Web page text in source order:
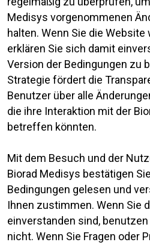
Medisys vorgenommenen
halten. Wenn Sie die
erklären Sie sich damit
Version der Bedingungen zu
Strategie fördert die
Benutzer über alle
die ihre Interaktion mit der
betreffen könnten.
Mit dem Besuch und der
Biorad Medisys bestätigen
Bedingungen gelesen und
Ihnen zustimmen. Wenn Sie
einverstanden sind,
nicht. Wenn Sie Fragen oder